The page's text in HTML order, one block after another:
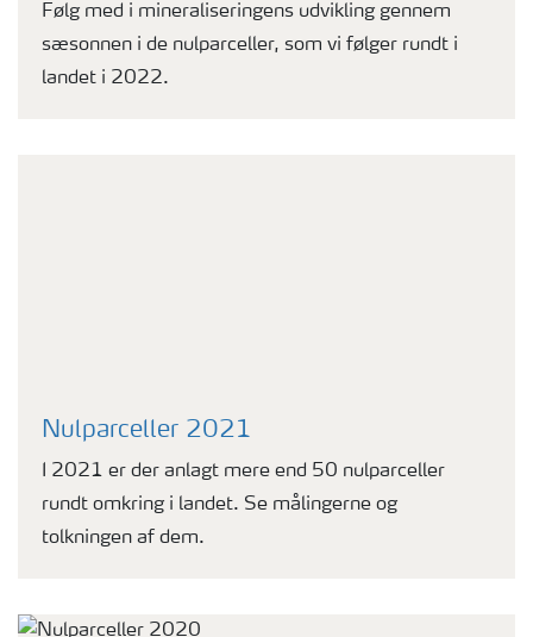
Følg med i mineraliseringens udvikling gennem
sæsonnen i de nulparceller, som vi følger rundt i
landet i 2022.
Nulparceller 2021
I 2021 er der anlagt mere end 50 nulparceller
rundt omkring i landet. Se målingerne og
tolkningen af dem.